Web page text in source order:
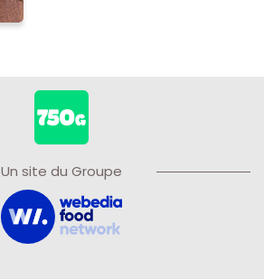
Un site du Groupe